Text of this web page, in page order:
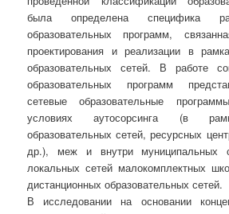
была определена специфика
образовательных программ,
проектирования и реализации в
образовательных сетей. В работе
образовательных программ
сетевые образовательные
условиях аутосорсинга (в
образовательных сетей, ресурсных
др.), меж и внутри муниципальных
локальных сетей малокомплектных
дистанционных образовательных сетей.
В исследовании на основании